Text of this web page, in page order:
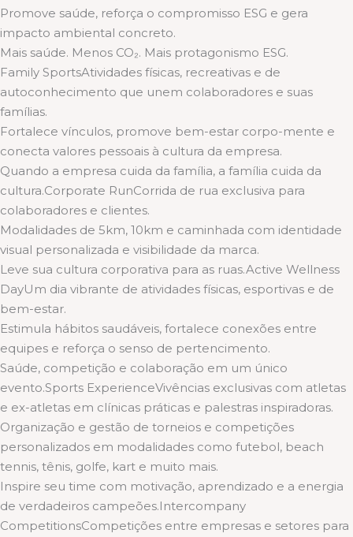
Promove saúde, reforça o compromisso ESG e gera
impacto ambiental concreto.
Mais saúde. Menos CO₂. Mais protagonismo ESG.
Family SportsAtividades físicas, recreativas e de
autoconhecimento que unem colaboradores e suas
famílias.
Fortalece vínculos, promove bem-estar corpo-mente e
conecta valores pessoais à cultura da empresa.
Quando a empresa cuida da família, a família cuida da
cultura.Corporate RunCorrida de rua exclusiva para
colaboradores e clientes.
Modalidades de 5km, 10km e caminhada com identidade
visual personalizada e visibilidade da marca.
Leve sua cultura corporativa para as ruas.Active Wellness
DayUm dia vibrante de atividades físicas, esportivas e de
bem-estar.
Estimula hábitos saudáveis, fortalece conexões entre
equipes e reforça o senso de pertencimento.
Saúde, competição e colaboração em um único
evento.Sports ExperienceVivências exclusivas com atletas
e ex-atletas em clínicas práticas e palestras inspiradoras.
Organização e gestão de torneios e competições
personalizados em modalidades como futebol, beach
tennis, tênis, golfe, kart e muito mais.
Inspire seu time com motivação, aprendizado e a energia
de verdadeiros campeões.Intercompany
CompetitionsCompetições entre empresas e setores para